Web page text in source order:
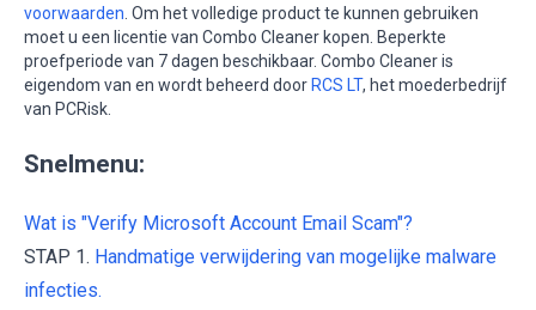
voorwaarden . Om het volledige product te kunnen gebruiken
moet u een licentie van Combo Cleaner kopen. Beperkte
proefperiode van 7 dagen beschikbaar. Combo Cleaner is
eigendom van en wordt beheerd doorRCS LT, het moederbedrijf
van PCRisk.
Snelmenu:
Wat is "Verify Microsoft Account Email Scam"?
STAP 1. Handmatige verwijdering van mogelijke malware
infecties.